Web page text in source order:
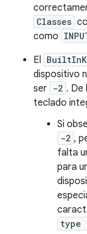
Classes
como
El
dispositivo
ser -2 . De
teclado
Si
-2 ,
falta
para
type